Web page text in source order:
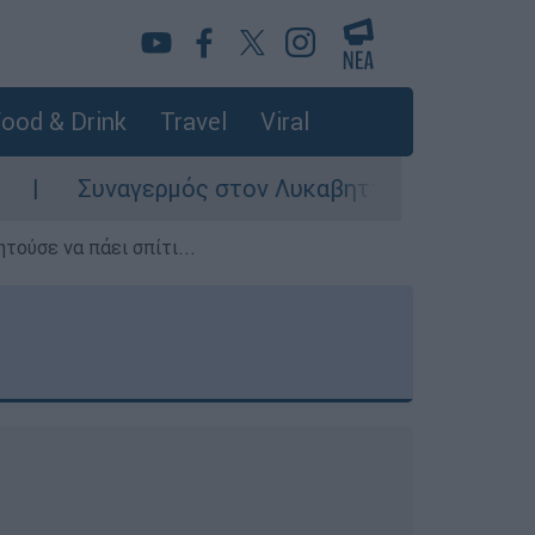
& Drink Travel Viral
Συναγερμός στον Λυκαβηττό: Σορός σε
να πάει σπίτι...